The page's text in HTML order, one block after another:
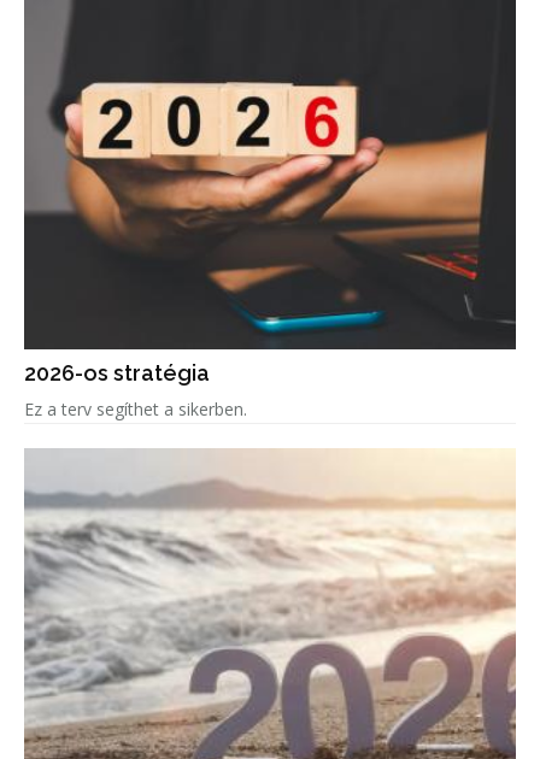
2026-os stratégia
Ez a terv segíthet a sikerben.